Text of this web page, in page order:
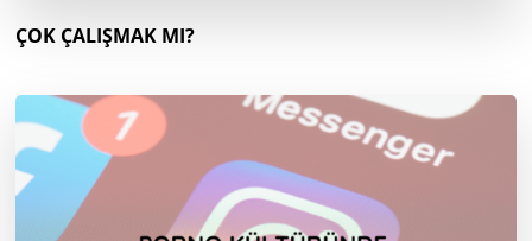
ÇOK ÇALIŞMAK MI?